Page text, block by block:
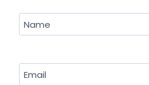
Name
Email